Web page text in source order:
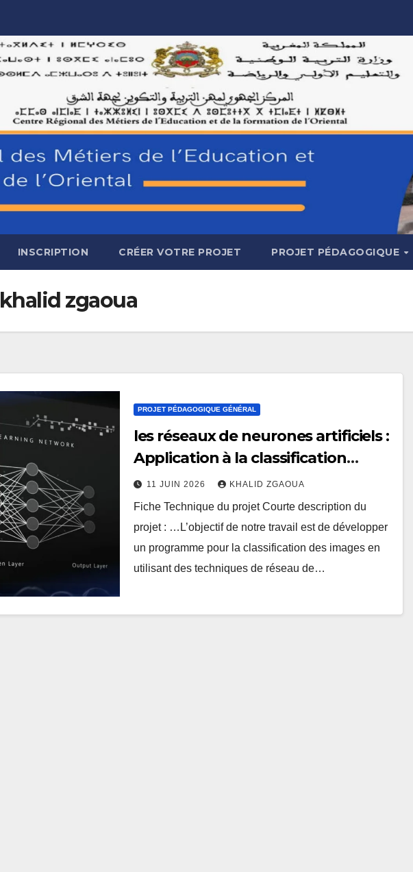
INSCRIPTION CRÉER VOTRE PROJET PROJET PÉDAGOGIQUE
khalid zgaoua
PROJET PÉDAGOGIQUE GÉNÉRAL
les réseaux de neurones artificiels :
Application à la classification
d’images
11 JUIN 2026 KHALID ZGAOUA
Fiche Technique du projet Courte description du
projet : …L’objectif de notre travail est de développer
un programme pour la classification des images en
utilisant des techniques de réseau de…